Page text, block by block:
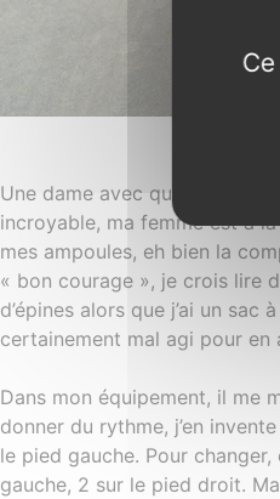
Une dame avec qui je
incroyable, ma femme est à
mes ampoules, eh bien la
« bon courage », je crois lire
d’épines alors que j’ai un
certainement mal agi pour en
Dans mon équipement, il me
donner du rythme, j’en
le pied gauche. Pour
gauche, 2 sur le pied droit.